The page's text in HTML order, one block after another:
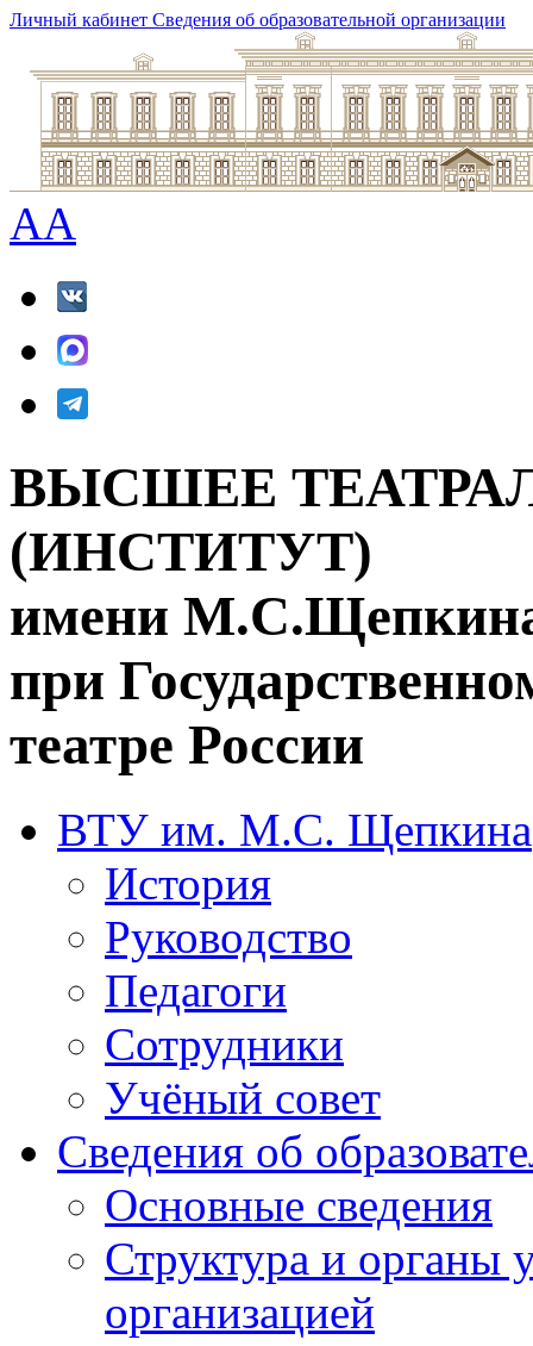
Личный кабинет Сведения об образовательной организации
AA
ВЫСШЕЕ
(ИНСТИТУТ)
имени
при
театре России
ВТУ им. М.С. Щепкина
История
Руководство
Педагоги
Сотрудники
Учёный совет
Сведения об
Основные сведения
Структура и органы
организацией